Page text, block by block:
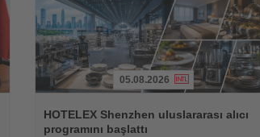
Oku
05.08.2026
HOTELEX Shenzhen uluslararası alıcı
programını başlattı